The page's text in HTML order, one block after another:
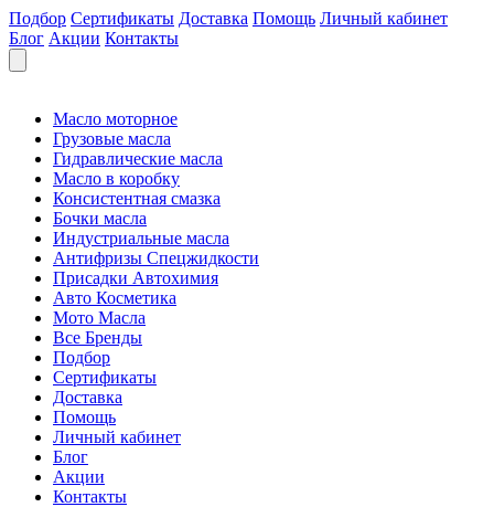
Подбор Сертификаты Доставка Помощь Личный кабинет
Блог Акции Контакты
Масло моторное
Грузовые масла
Гидравлические масла
Масло в коробку
Консистентная смазка
Бочки масла
Индустриальные масла
Антифризы Спецжидкости
Присадки Автохимия
Авто Косметика
Мото Масла
Все Бренды
Подбор
Сертификаты
Доставка
Помощь
Личный кабинет
Блог
Акции
Контакты